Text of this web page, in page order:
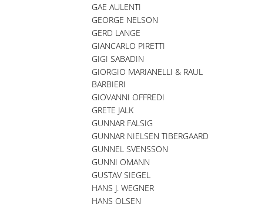
GAE AULENTI
GEORGE NELSON
GERD LANGE
GIANCARLO PIRETTI
GIGI SABADIN
GIORGIO MARIANELLI & RAUL
BARBIERI
GIOVANNI OFFREDI
GRETE JALK
GUNNAR FALSIG
GUNNAR NIELSEN TIBERGAARD
GUNNEL SVENSSON
GUNNI OMANN
GUSTAV SIEGEL
HANS J. WEGNER
HANS OLSEN